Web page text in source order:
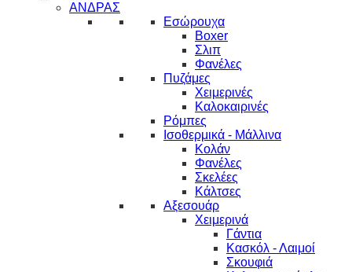
ΑΝΔΡΑΣ
Εσώρουχα
Boxer
Σλιπ
Φανέλες
Πυζάμες
Χειμερινές
Καλοκαιρινές
Ρόμπες
Ισοθερμικά - Μάλλινα
Κολάν
Φανέλες
Σκελέες
Κάλτσες
Αξεσουάρ
Χειμερινά
Γάντια
Κασκόλ - Λαιμοί
Σκουφιά